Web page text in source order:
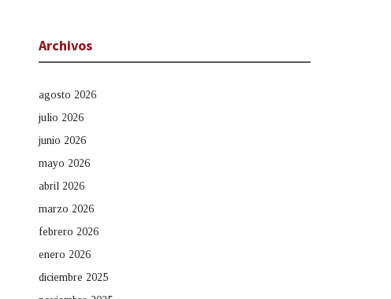
Archivos
agosto 2026
julio 2026
junio 2026
mayo 2026
abril 2026
marzo 2026
febrero 2026
enero 2026
diciembre 2025